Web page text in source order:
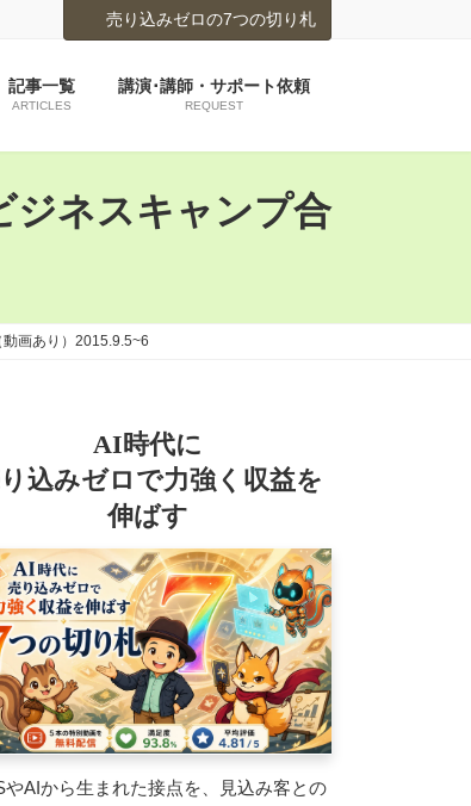
売り込みゼロの7つの切り札
記事一覧
ARTICLES
講演･講師・サポート依頼
REQUEST
ジネスキャンプ合
画あり）2015.9.5~6
AI時代に
込みゼロで力強く収益を
伸ばす
やAIから生まれた接点を、見込み客との